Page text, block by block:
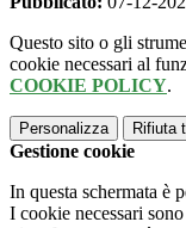
Questo sito o gli
cookie necessari al
COOKIE POLICY.
Personalizza Rifiuta
Gestione cookie
In questa schermata è
I cookie necessari